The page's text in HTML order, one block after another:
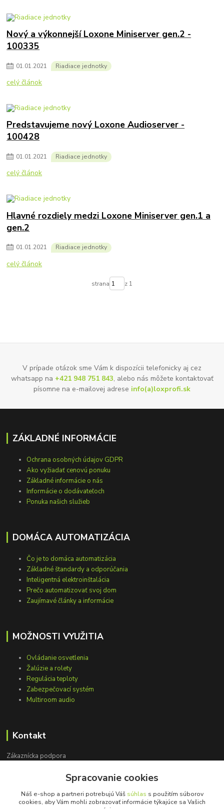
Nový a výkonnejší Loxone Miniserver gen.2 -
100335
01.01.2021 Riadiace jednotky
celý článok
Predstavujeme nový Loxone Audioserver -
100428
01.01.2021 Riadiace jednotky
celý článok
Hlavné rozdiely medzi Loxone Miniserver gen.1 a
gen.2
01.01.2021 Riadiace jednotky
celý článok
strana z 1
V prípade otázok sme Vám k dispozícii telefonicky aj cez
whatsapp na +421 948 751 843, alebo nás môžete kontaktovať
písomne na e-mailovej adrese info(a)loxprofi.sk
ZÁKLADNÉ INFORMÁCIE
Ochrana osobných údajov GDPR
Ako vyžiadať cenovú ponuku
Základné informácie o nás
Informácie o dodávateľoch
Ponuka našich služieb
DOMÁCA AUTOMATIZÁCIA
Čo je to domáca automatizácia
Základné štandardy a odporúčania
Inteligentná elektroinštalácia
Prečo automatizovať svoj dom
Zaujímavé články a informácie
MOŽNOSTI VYUŽITIA
Ovládanie osvetlenia
Žalúzie a rolety
Regulácia teploty
Zabezpečovací systém
Multiroom audio
Kontakt
Zákaznícka podpora
info@loxprofi.sk
Spracovanie cookies
Náš e-shop a partneri potrebujú Váš súhlas s použitím súborov
cookies, aby Vám mohli zobrazovať informácie týkajúce sa Vašich